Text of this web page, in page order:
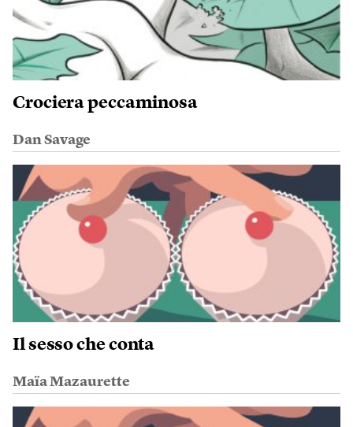
Crociera peccaminosa
Dan Savage
Il sesso che conta
Maïa Mazaurette